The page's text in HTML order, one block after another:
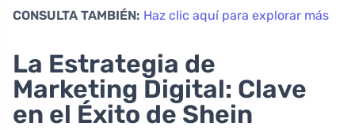
CONSULTA TAMBIÉN: Haz clic aquí para explorar más
La Estrategia de
Marketing Digital: Clave
en el Éxito de Shein